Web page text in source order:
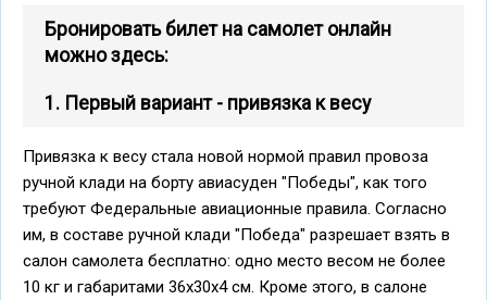
Бронировать билет на самолет онлайн
можно здесь:
1. Первый вариант - привязка к весу
Привязка к весу стала новой нормой правил провоза
ручной клади на борту авиасуден "Победы", как того
требуют Федеральные авиационные правила. Согласно
им, в составе ручной клади "Победа" разрешает взять в
салон самолета бесплатно: одно место весом не более
10 кг и габаритами 36х30х4 см. Кроме этого, в салоне